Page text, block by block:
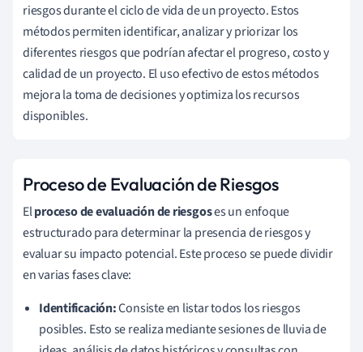
riesgos durante el ciclo de vida de un proyecto. Estos
métodos permiten identificar, analizar y priorizar los
diferentes riesgos que podrían afectar el progreso, costo y
calidad de un proyecto. El uso efectivo de estos métodos
mejora la toma de decisiones y optimiza los recursos
disponibles.
Proceso de Evaluación de Riesgos
Elproceso de evaluación de riesgoses un enfoque
estructurado para determinar la presencia de riesgos y
evaluar su impacto potencial. Este proceso se puede dividir
en varias fases clave:
Identificación:Consiste en listar todos los riesgos
posibles. Esto se realiza mediante sesiones de lluvia de